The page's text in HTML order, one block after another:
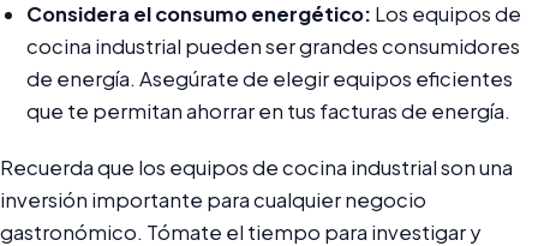
Considera el consumo energético: Los equipos de
cocina industrial pueden ser grandes consumidores
de energía. Asegúrate de elegir equipos eficientes
que te permitan ahorrar en tus facturas de energía.
Recuerda que los equipos de cocina industrial son una
inversión importante para cualquier negocio
gastronómico. Tómate el tiempo para investigar y